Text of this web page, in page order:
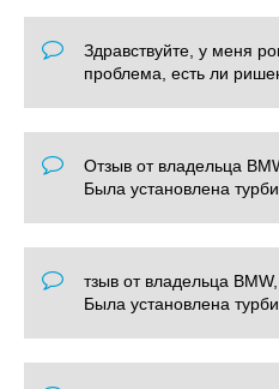
Здравствуйте, у меня
проблема, есть ли
Отзыв от владельца
Была установлена
тзыв от владельца
Была установлена